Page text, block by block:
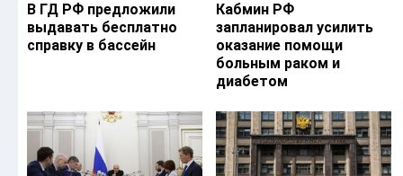
В ГД РФ предложили
выдавать бесплатно
справку в бассейн
Кабмин РФ
запланировал усилить
оказание помощи
больным раком и
диабетом